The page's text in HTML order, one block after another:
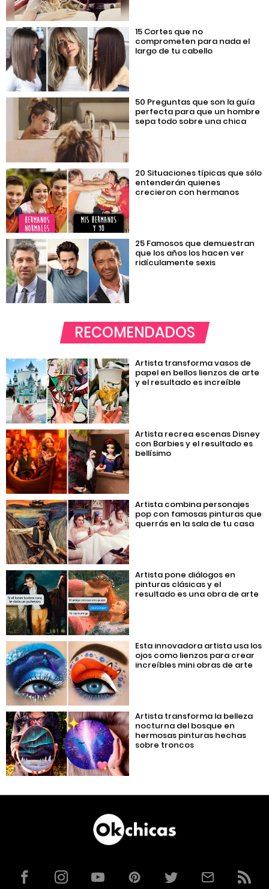
15 Cortes que no
comprometen para nada el
largo de tu cabello
50 Preguntas que son la guía
perfecta para que un hombre
sepa todo sobre una chica
20 Situaciones típicas que sólo
entenderán quienes
crecieron con hermanos
25 Famosos que demuestran
que los años los hacen ver
ridículamente sexis
RECOMENDADOS
Artista transforma vasos de
papel en bellos lienzos de arte
y el resultado es increíble
Artista recrea escenas Disney
con Barbies y el resultado es
bellísimo
Artista combina personajes
pop con famosas pinturas que
querrás en la sala de tu casa
Artista pone diálogos en
pinturas clásicas y el
resultado es una obra de arte
Esta innovadora artista usa los
ojos como lienzos para crear
increíbles mini obras de arte
Artista transforma la belleza
nocturna del bosque en
hermosas pinturas hechas
sobre troncos
FacebookInstagramYouTubePinterestTwitterCorreoRSS